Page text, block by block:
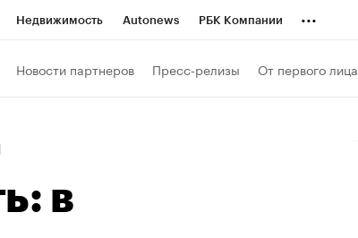
Недвижимость Autonews РБК Компании ...
Новости партнеров Пресс-релизы От первого лица
в